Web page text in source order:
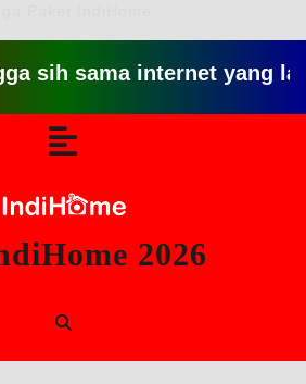
sama internet yang
2026